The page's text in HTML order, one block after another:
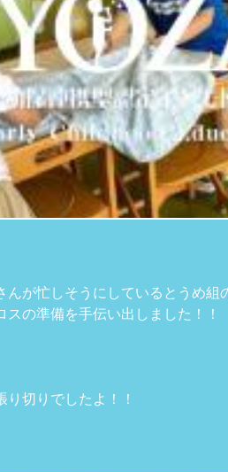
が忙しそうにしているとうめ組
の準備を手伝い出しました！！
切りでしたよ！！